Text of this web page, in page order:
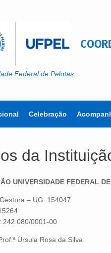
Federal de Pelotas
Celebração
da
UNIVERSIDADE FEDERAL
– UG: 154047
0001-00
Úrsula Rosa da Silva